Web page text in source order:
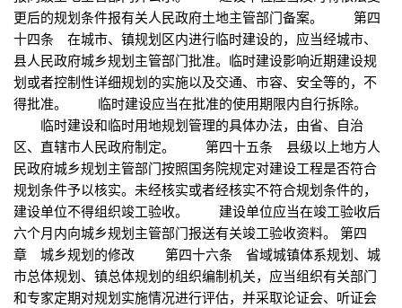
更后的规划条件报有关人民政府土地主管部门备案。 第四
十四条 在城市、镇规划区内进行临时建设的，应当经城市、
县人民政府城乡规划主管部门批准。临时建设影响近期建设规
划或者控制性详细规划的实施以及交通、市容、安全等的，不
得批准。 临时建设应当在批准的使用期限内自行拆除。
临时建设和临时用地规划管理的具体办法，由省、自治
区、直辖市人民政府制定。 第四十五条 县级以上地方人
民政府城乡规划主管部门按照国务院规定对建设工程是否符合
规划条件予以核实。未经核实或者经核实不符合规划条件的，
建设单位不得组织竣工验收。 建设单位应当在竣工验收后
六个月内向城乡规划主管部门报送有关竣工验收资料。 第四
章 城乡规划的修改 第四十六条 省域城镇体系规划、城
市总体规划、镇总体规划的组织编制机关，应当组织有关部门
和专家定期对规划实施情况进行评估，并采取论证会、听证会